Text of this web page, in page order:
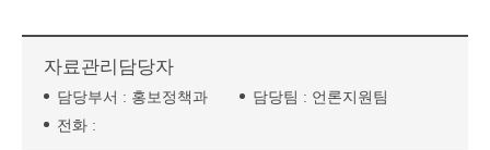
자료관리담당자
담당부서 : 홍보정책과 담당팀 : 언론지원팀
전화 :